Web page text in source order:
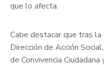
que lo afecta.
Cabe destacar que tras la
Dirección de Acción
de Convivencia